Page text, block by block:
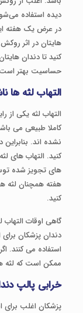
دیده استفاده
در عرض یک هفته
هایتان در اثر
کنید تا دندان
حساسیت بهتر است
التهاب لثه ها
التهاب لثه یکی
کاملا طبیعی می
نشده اند.
کنید. التهاب های
های تجویز شده
هفته همچنان لثه
کنید.
گاهی اوقات
دندان پزشکان
استفاده می کنند.
ممکن است که لثه
خرابی پالپ
پزشکان اغلب